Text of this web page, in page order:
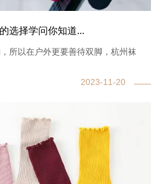
选择学问你知道...
所以在户外更要善待双脚，杭州袜
2023-11-20